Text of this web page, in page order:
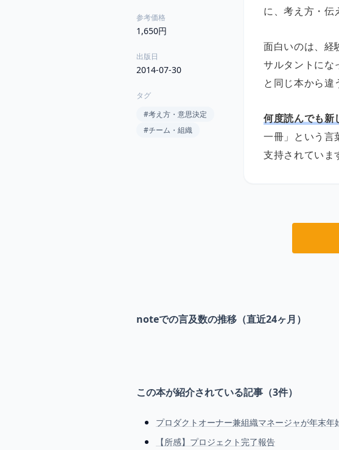
参考価格
1,650円
出版日
2014-07-30
タグ
#考え方・意思決定
#チーム・組織
に、考え方・伝
面白いのは、経
サルタントにな
と同じ本から違
何度読んでも新
一冊」という言
支持されていま
noteでの言及数の推移（直近24ヶ月）
この本が紹介されている記事（3件）
プロダクトオーナー兼組織マネージャが年末
【所感】プロジェクト完了報告